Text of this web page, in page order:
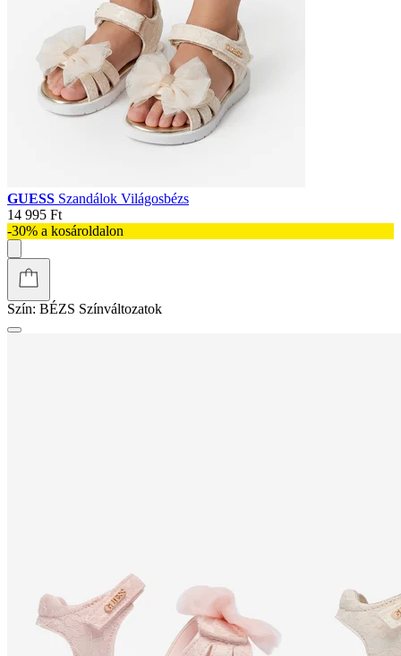
GUESS Szandálok Világosbézs
14 995 Ft
-30% a kosároldalon
Szín: BÉZS Színváltozatok